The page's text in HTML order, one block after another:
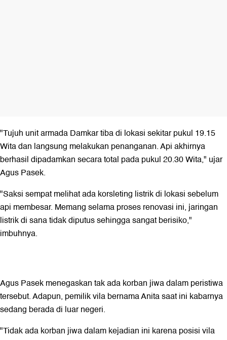
"Tujuh unit armada Damkar tiba di lokasi sekitar pukul 19.15
Wita dan langsung melakukan penanganan. Api akhirnya
berhasil dipadamkan secara total pada pukul 20.30 Wita," ujar
Agus Pasek.
"Saksi sempat melihat ada korsleting listrik di lokasi sebelum
api membesar. Memang selama proses renovasi ini, jaringan
listrik di sana tidak diputus sehingga sangat berisiko,"
imbuhnya.
Agus Pasek menegaskan tak ada korban jiwa dalam peristiwa
tersebut. Adapun, pemilik vila bernama Anita saat ini kabarnya
sedang berada di luar negeri.
"Tidak ada korban jiwa dalam kejadian ini karena posisi vila